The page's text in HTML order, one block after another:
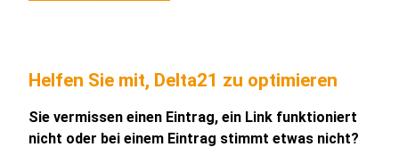
Helfen Sie mit, Delta21 zu optimieren
Sie vermissen einen Eintrag, ein Link funktioniert
nicht oder bei einem Eintrag stimmt etwas nicht?